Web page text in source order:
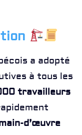
a adopté
à tous les
000 travailleurs
d’œuvre